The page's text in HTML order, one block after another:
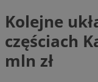
Kolejne
częściach
mln zł